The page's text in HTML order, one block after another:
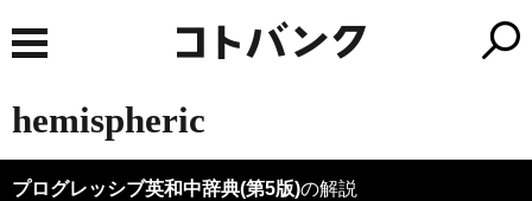
hemispheric
プログレッシブ英和中辞典(第5版)の解説